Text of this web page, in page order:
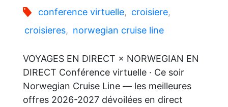
conference virtuelle, croisiere,
croisieres, norwegian cruise line
VOYAGES EN DIRECT × NORWEGIAN EN
DIRECT Conférence virtuelle · Ce soir
Norwegian Cruise Line — les meilleures
offres 2026-2027 dévoilées en direct